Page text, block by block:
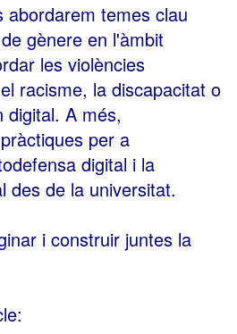
abordarem temes clau
gènere en l'àmbit
les violències
racisme, la discapacitat o
digital. A més,
per a
digital i la
des de la universitat.
i construir juntes la